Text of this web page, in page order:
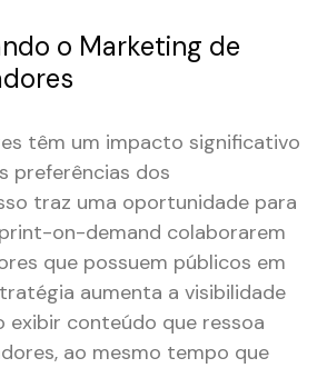
o Marketing de
têm um impacto significativo
preferências dos
traz uma oportunidade para
on-demand colaborarem
que possuem públicos em
aumenta a visibilidade
exibir conteúdo que ressoa
ao mesmo tempo que